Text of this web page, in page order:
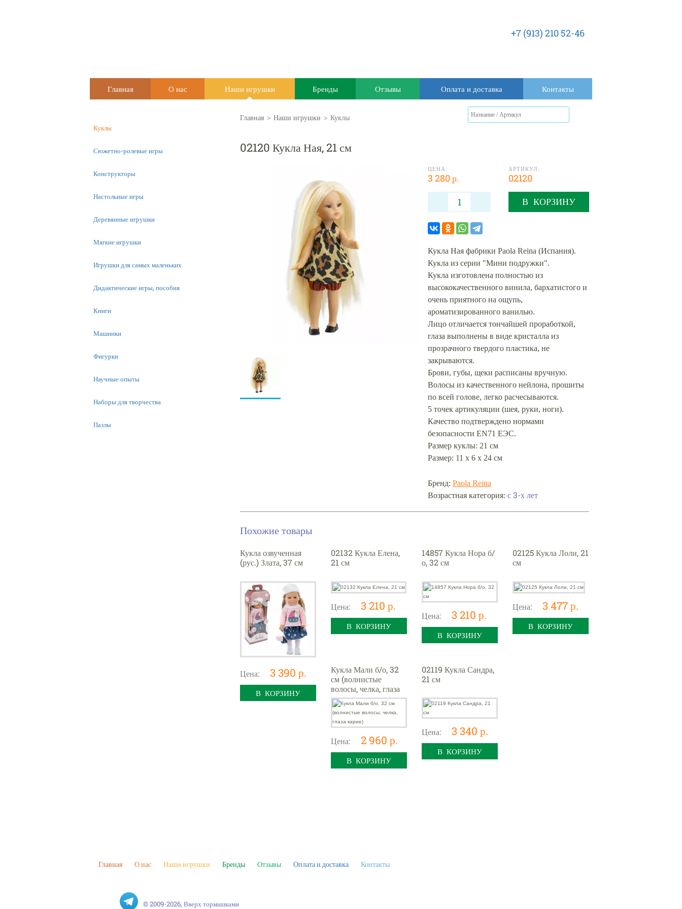
+7 (913) 210 52-46
Главная О нас Наши игрушки Бренды Отзывы Оплата и доставка Контакты
Главная > Наши игрушки > Куклы
02120 Кукла Ная, 21 см
ЦЕНА:
3 280 р.
АРТИКУЛ:
02120
В КОРЗИНУ
Кукла Ная фабрики Paola Reina (Испания).
Кукла из серии "Мини подружки".
Кукла изготовлена полностью из
высококачественного винила, бархатистого и
очень приятного на ощупь,
ароматизированного ванилью.
Лицо отличается тончайшей проработкой,
глаза выполнены в виде кристалла из
прозрачного твердого пластика, не
закрываются.
Брови, губы, щеки расписаны вручную.
Волосы из качественного нейлона, прошиты
по всей голове, легко расчесываются.
5 точек артикуляции (шея, руки, ноги).
Качество подтверждено нормами
безопасности EN71 ЕЭС.
Размер куклы: 21 см
Размер: 11 х 6 х 24 см
Бренд: Paola Reina
Возрастная категория: с 3-х лет
Похожие товары
Кукла озвученная
(рус.) Злата, 37 см
Цена: 3 390 р.
В КОРЗИНУ
02132 Кукла Елена,
21 см
Цена: 3 210 р.
В КОРЗИНУ
14857 Кукла Нора б/
о, 32 см
Цена: 3 210 р.
В КОРЗИНУ
02125 Кукла Лоли, 21
см
Цена: 3 477 р.
В КОРЗИНУ
Кукла Мали б/о, 32
см (волнистые
волосы, челка, глаза
карие)
Цена: 2 960 р.
В КОРЗИНУ
02119 Кукла Сандра,
21 см
Цена: 3 340 р.
В КОРЗИНУ
Куклы
Сюжетно-ролевые игры
Конструкторы
Настольные игры
Деревянные игрушки
Мягкие игрушки
Игрушки для самых маленьких
Дидактические игры, пособия
Книги
Машинки
Фигурки
Научные опыты
Наборы для творчества
Пазлы
Главная О нас Наши игрушки Бренды Отзывы Оплата и доставка Контакты
© 2009-2026, Вверх тормашками